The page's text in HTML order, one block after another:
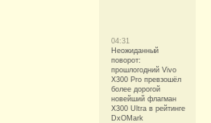
04:31
Неожиданный
поворот:
прошлогодний Vivo
X300 Pro превзошёл
более дорогой
новейший флагман
X300 Ultra в рейтинге
DxOMark